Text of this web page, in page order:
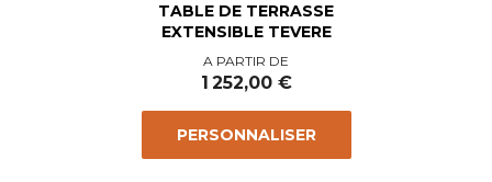
TABLE DE TERRASSE
EXTENSIBLE TEVERE
Prix
A PARTIR DE
1 252,00 €
PERSONNALISER